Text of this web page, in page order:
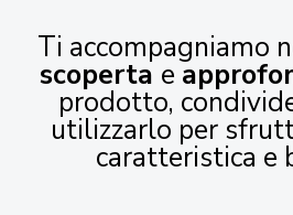
Ti accompagniamo
scoperta e
prodotto,
utilizzarlo per
caratteristica e